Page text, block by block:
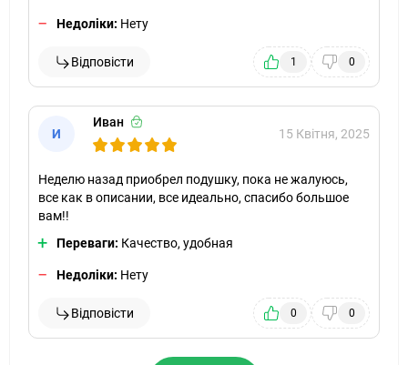
Недоліки: Нету
Відповісти 1 0
И
Иван
15 Квітня, 2025
Неделю назад приобрел подушку, пока не жалуюсь,
все как в описании, все идеально, спасибо большое
вам!!
Переваги: Качество, удобная
Недоліки: Нету
Відповісти 0 0